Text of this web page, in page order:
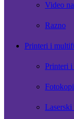
Video
Razno
Printeri i
Printeri
Laserski